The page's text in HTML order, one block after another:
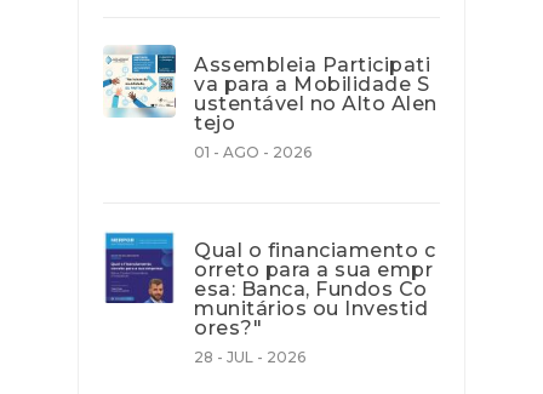
Assembleia Participati
va para a Mobilidade S
ustentável no Alto Alen
tejo
01 - AGO - 2026
Qual o financiamento c
orreto para a sua empr
esa: Banca, Fundos Co
munitários ou Investid
ores?"
28 - JUL - 2026